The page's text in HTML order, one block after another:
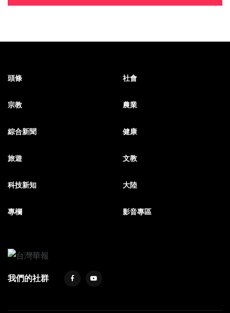
頭條 社會
宗教 農業
綜合新聞 健康
旅遊 文教
科技新知 大陸
專欄 影音專區
我們的社群